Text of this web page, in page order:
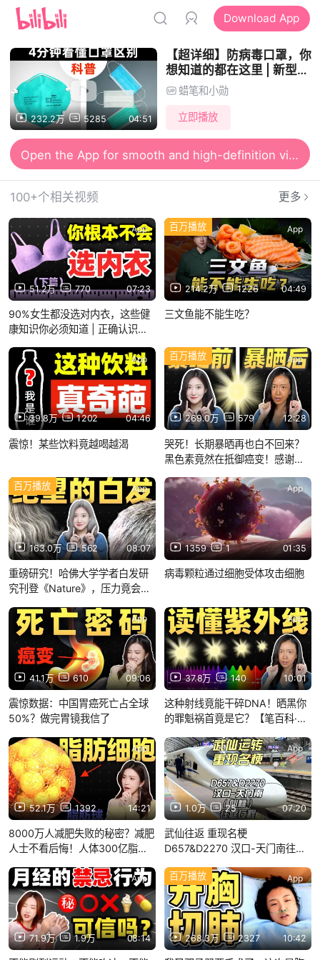
Download App
232.2万 5285 04:51
【超详细】防病毒口罩，你
想知道的都在这里 | 新型冠
状病毒肺炎预防小措施科普
蜡笔和小勋
立即播放
100+个相关视频 更多
51.2万 770 07:23
App
90%女生都没选对内衣，这些健
康知识你必须知道 | 正确认识内
214.2万 1226 04:49
百万播放 App
三文鱼能不能生吃？
39.8万 1202 04:46
App
震惊！某些饮料竟越喝越渴
269.0万 579 12:28
百万播放 App
哭死！长期暴晒再也白不回来？
黑色素竟然在抵御癌变！感谢我
163.0万 562 08:07
百万播放 App
重磅研究！哈佛大学学者白发研
究刊登《Nature》，压力竟会导
白头发】
1359 1 01:35
App
病毒颗粒通过细胞受体攻击细胞
41.1万 610 09:06
App
震惊数据：中国胃癌死亡占全球
50%？做完胃镜我信了
37.8万 140 10:01
App
这种射线竟能干碎DNA！晒黑你
的罪魁祸首竟是它？【笔百科·紫
52.1万 1392 14:21
App
8000万人减肥失败的秘密？减肥
人士不看后悔！人体300亿脂肪
1.0万 25 07:20
App
武仙往返 重现名梗
D657&D2270 汉口-天门南往返
71.9万 1.9万 08:14
App
268.3万 2327 10:42
百万播放 App